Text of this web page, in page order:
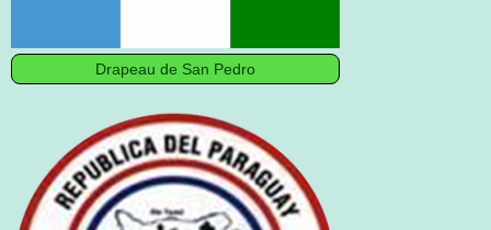
Drapeau de San Pedro